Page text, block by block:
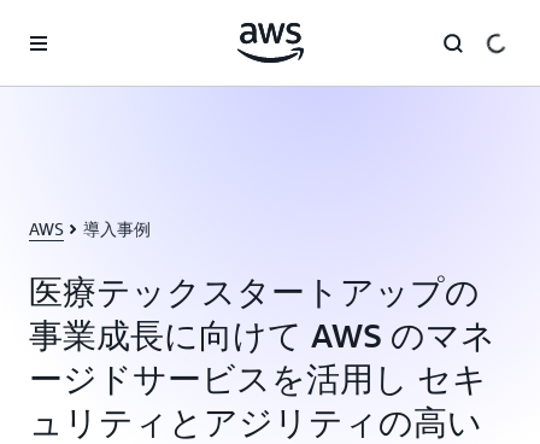
AWS 導入事例
医療テックスタートアップの
事業成長に向けて AWS のマネ
ージドサービスを活用し セキ
ュリティとアジリティの高い